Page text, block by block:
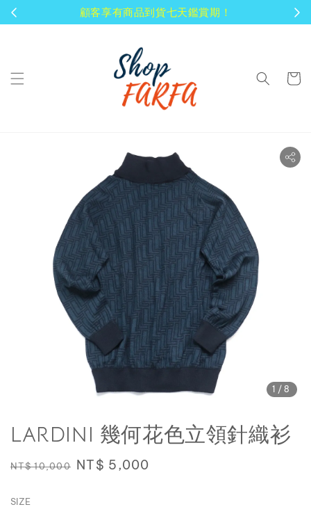
顧客享有商品到貨七天鑑賞期！
1 /8
LARDINI 幾何花色立領針織衫
Regular
NT$ 10,000 Sale
NT$ 5,000
SIZE